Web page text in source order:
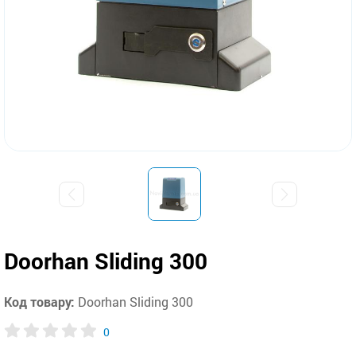
Doorhan Sliding 300
Код товару: Doorhan Sliding 300
0